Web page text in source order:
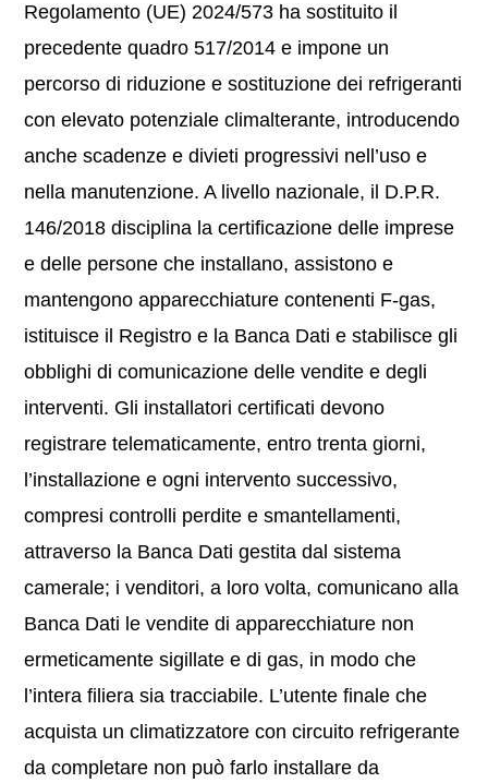
Regolamento (UE) 2024/573 ha sostituito il
precedente quadro 517/2014 e impone un
percorso di riduzione e sostituzione dei refrigeranti
con elevato potenziale climalterante, introducendo
anche scadenze e divieti progressivi nell’uso e
nella manutenzione. A livello nazionale, il D.P.R.
146/2018 disciplina la certificazione delle imprese
e delle persone che installano, assistono e
mantengono apparecchiature contenenti F-gas,
istituisce il Registro e la Banca Dati e stabilisce gli
obblighi di comunicazione delle vendite e degli
interventi. Gli installatori certificati devono
registrare telematicamente, entro trenta giorni,
l’installazione e ogni intervento successivo,
compresi controlli perdite e smantellamenti,
attraverso la Banca Dati gestita dal sistema
camerale; i venditori, a loro volta, comunicano alla
Banca Dati le vendite di apparecchiature non
ermeticamente sigillate e di gas, in modo che
l’intera filiera sia tracciabile. L’utente finale che
acquista un climatizzatore con circuito refrigerante
da completare non può farlo installare da